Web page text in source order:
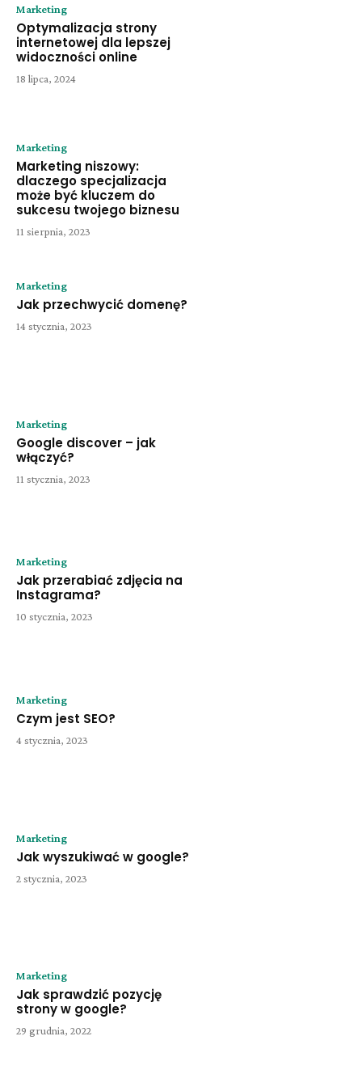
Marketing
Optymalizacja strony
internetowej dla lepszej
widoczności online
18 lipca, 2024
Marketing
Marketing niszowy:
dlaczego specjalizacja
może być kluczem do
sukcesu twojego biznesu
11 sierpnia, 2023
Marketing
Jak przechwycić domenę?
14 stycznia, 2023
Marketing
Google discover – jak
włączyć?
11 stycznia, 2023
Marketing
Jak przerabiać zdjęcia na
Instagrama?
10 stycznia, 2023
Marketing
Czym jest SEO?
4 stycznia, 2023
Marketing
Jak wyszukiwać w google?
2 stycznia, 2023
Marketing
Jak sprawdzić pozycję
strony w google?
29 grudnia, 2022